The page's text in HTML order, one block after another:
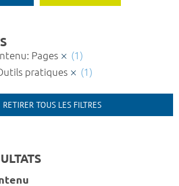
Pages
(1)
pratiques
(1)
RETIRER TOUS LES FILTRES